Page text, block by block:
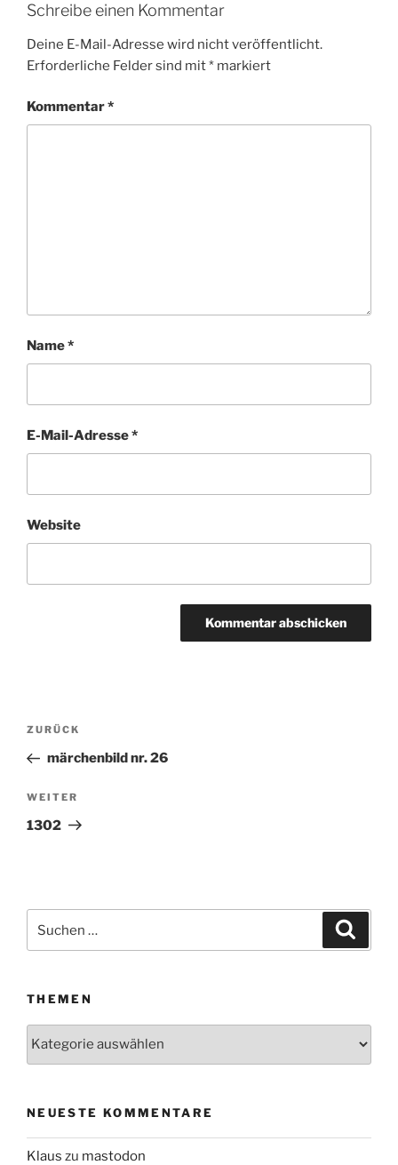
Schreibe einen Kommentar
Deine E-Mail-Adresse wird nicht veröffentlicht.
Erforderliche Felder sind mit* markiert
Kommentar*
Name*
E-Mail-Adresse*
Website
Beitragsnavigation
Vorheriger
Beitrag
ZURÜCK
märchenbild nr. 26
Nächster
Beitrag
WEITER
1302
nach:
THEMEN
NEUESTE KOMMENTARE
Klaus zu mastodon